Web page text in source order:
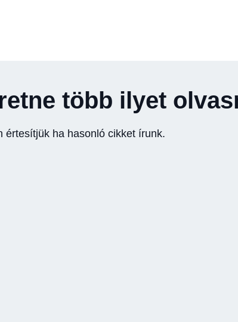
több ilyet
értesítjük ha hasonló cikket írunk.